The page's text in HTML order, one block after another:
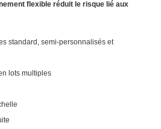
flexible réduit le risque lié aux
standard, semi-personnalisés et
lots multiples